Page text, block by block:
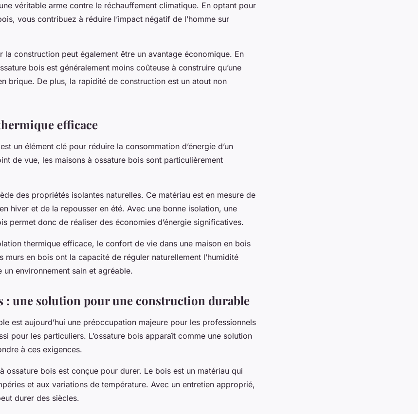
véritable arme contre le réchauffement climatique. En optant pour
vous contribuez à réduire l’impact négatif de l’homme sur
la construction peut également être un avantage économique. En
bois est généralement moins coûteuse à construire qu’une
brique. De plus, la rapidité de construction est un atout non
efficace
un élément clé pour réduire la consommation d’énergie d’un
de vue, les maisons à ossature bois sont particulièrement
des propriétés isolantes naturelles. Ce matériau est en mesure de
hiver et de la repousser en été. Avec une bonne isolation, une
permet donc de réaliser des économies d’énergie significatives.
thermique efficace, le confort de vie dans une maison en bois
murs en bois ont la capacité de réguler naturellement l’humidité
un environnement sain et agréable.
: une solution pour une construction durable
est aujourd’hui une préoccupation majeure pour les professionnels
pour les particuliers. L’ossature bois apparaît comme une solution
à ces exigences.
ossature bois est conçue pour durer. Le bois est un matériau qui
et aux variations de température. Avec un entretien approprié,
durer des siècles.